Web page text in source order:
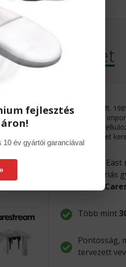
minket
A Dent-East kft.
berendezések
rendelőkben
berendezéseket
A Dent-
kategóriás
A-dec,
Több mint
Pontosság,
tervezett
fejlesztés
10 év gyártói garanciával